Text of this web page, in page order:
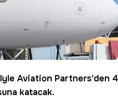
Aviation Partners'den 4
katacak.